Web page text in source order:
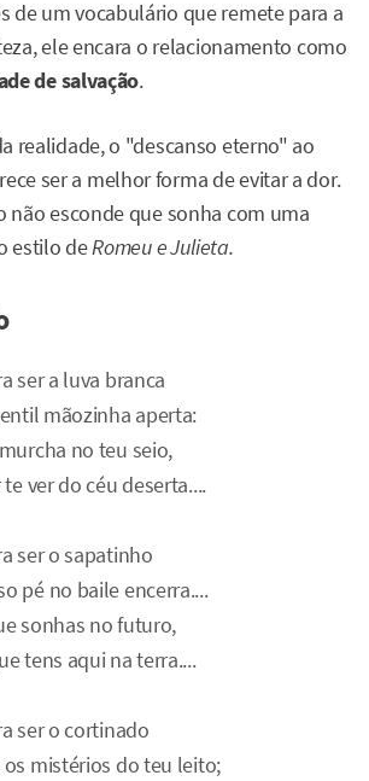
de um vocabulário que remete para a
ele encara o relacionamento como
de salvação.
realidade, o "descanso eterno" ao
ser a melhor forma de evitar a dor.
não esconde que sonha com uma
estilo deRomeu e Julieta.
ser a luva branca
mãozinha aperta:
no teu seio,
ver do céu deserta....
ser o sapatinho
pé no baile encerra....
sonhas no futuro,
tens aqui na terra....
ser o cortinado
mistérios do teu leito;